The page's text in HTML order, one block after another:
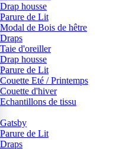
Drap housse
Parure de Lit
Modal de Bois de hêtre
Draps
Taie d'oreiller
Drap housse
Parure de Lit
Couette Eté / Printemps
Couette d'hiver
Echantillons de tissu
Gatsby
Parure de Lit
Draps